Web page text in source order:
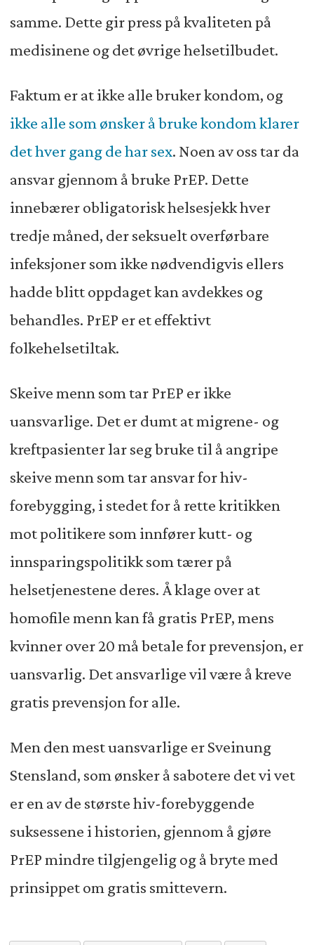
samme. Dette gir press på kvaliteten på
medisinene og det øvrige helsetilbudet.
Faktum er at ikke alle bruker kondom, og
ikke alle som ønsker å bruke kondom klarer
det hver gang de har sex. Noen av oss tar da
ansvar gjennom å bruke PrEP. Dette
innebærer obligatorisk helsesjekk hver
tredje måned, der seksuelt overførbare
infeksjoner som ikke nødvendigvis ellers
hadde blitt oppdaget kan avdekkes og
behandles. PrEP er et effektivt
folkehelsetiltak.
Skeive menn som tar PrEP er ikke
uansvarlige. Det er dumt at migrene- og
kreftpasienter lar seg bruke til å angripe
skeive menn som tar ansvar for hiv-
forebygging, i stedet for å rette kritikken
mot politikere som innfører kutt- og
innsparingspolitikk som tærer på
helsetjenestene deres. Å klage over at
homofile menn kan få gratis PrEP, mens
kvinner over 20 må betale for prevensjon, er
uansvarlig. Det ansvarlige vil være å kreve
gratis prevensjon for alle.
Men den mest uansvarlige er Sveinung
Stensland, som ønsker å sabotere det vi vet
er en av de største hiv-forebyggende
suksessene i historien, gjennom å gjøre
PrEP mindre tilgjengelig og å bryte med
prinsippet om gratis smittevern.